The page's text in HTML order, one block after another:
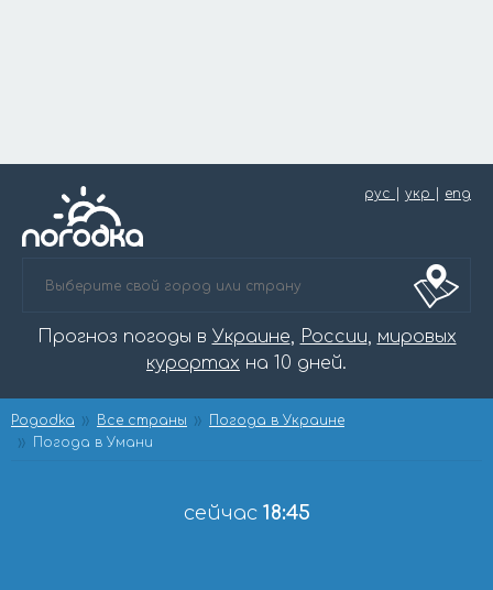
рус укр eng
Прогноз погоды в Украине, России, мировых
курортах на 10 дней.
Pogodka Все страны
Погода в Украине
Погода в Умани
сейчас 18:45